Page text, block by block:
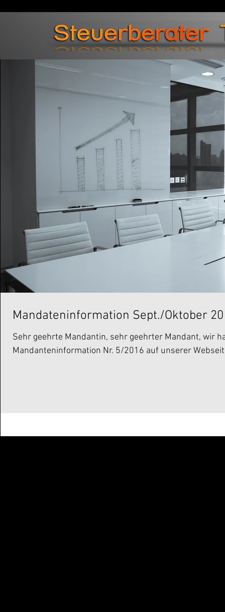
Mandateninformation Sept./Oktober
Sehr geehrte Mandantin, sehr geehrter Mandant, wir
Mandanteninformation Nr. 5/2016 auf unserer